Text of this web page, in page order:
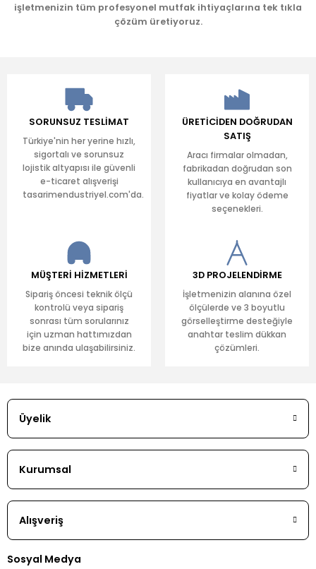
işletmenizin tüm profesyonel mutfak ihtiyaçlarına tek tıkla
çözüm üretiyoruz.
SORUNSUZ TESLİMAT
Türkiye'nin her yerine hızlı,
sigortalı ve sorunsuz
lojistik altyapısı ile güvenli
e-ticaret alışverişi
tasarimendustriyel.com'da.
ÜRETİCİDEN DOĞRUDAN
SATIŞ
Aracı firmalar olmadan,
fabrikadan doğrudan son
kullanıcıya en avantajlı
fiyatlar ve kolay ödeme
seçenekleri.
MÜŞTERİ HİZMETLERİ
Sipariş öncesi teknik ölçü
kontrolü veya sipariş
sonrası tüm sorularınız
için uzman hattımızdan
bize anında ulaşabilirsiniz.
3D PROJELENDİRME
İşletmenizin alanına özel
ölçülerde ve 3 boyutlu
görselleştirme desteğiyle
anahtar teslim dükkan
çözümleri.
Üyelik
Kurumsal
Alışveriş
Sosyal Medya